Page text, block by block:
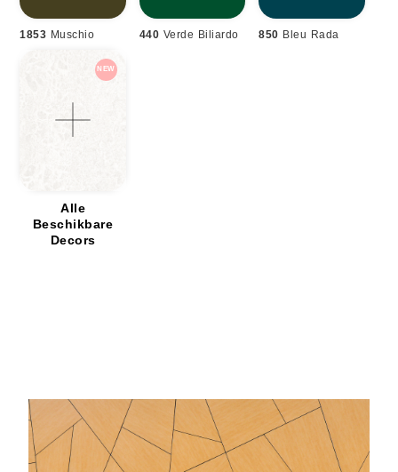
1853 Muschio 440 Verde Biliardo 850 Bleu Rada
Alle
Beschikbare
Decors